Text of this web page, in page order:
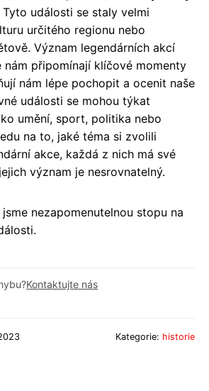
události se staly velmi
určitého regionu nebo
Význam legendárních akcí
nám připomínají klíčové momenty
nám lépe pochopit a ocenit naše
události se mohou týkat
umění, sport, politika nebo
na to, jaké téma si zvolili
akce, každá z nich má své
význam je nesrovnatelný.
nezapomenutelnou stopu na
Kontaktujte nás
Kategorie: historie